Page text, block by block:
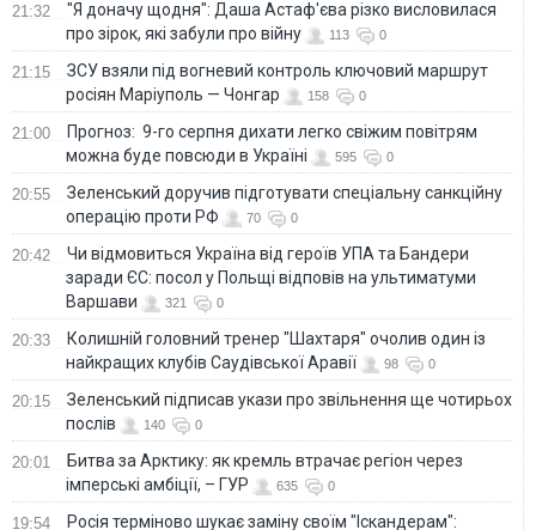
21:32
"Я доначу щодня": Даша Астаф'єва різко висловилася
про зірок, які забули про війну
113 0
21:15
ЗСУ взяли під вогневий контроль ключовий маршрут
росіян Маріуполь — Чонгар
158 0
21:00
Прогноз: 9-го серпня дихати легко свіжим повітрям
можна буде повсюди в Україні
595 0
20:55
Зеленський доручив підготувати спеціальну санкційну
операцію проти РФ
70 0
20:42
Чи відмовиться Україна від героїв УПА та Бандери
заради ЄС: посол у Польщі відповів на ультиматуми
Варшави
321 0
20:33
Колишній головний тренер "Шахтаря" очолив один із
найкращих клубів Саудівської Аравії
98 0
20:15
Зеленський підписав укази про звільнення ще чотирьох
послів
140 0
20:01
Битва за Арктику: як кремль втрачає регіон через
імперські амбіції, – ГУР
635 0
19:54 Росія терміново шукає заміну своїм "Іскандерам":